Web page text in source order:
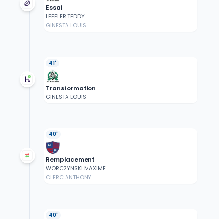
Essai
LEFFLER TEDDY
GINESTA LOUIS
41'
Transformation
GINESTA LOUIS
40'
Remplacement
WORCZYNSKI MAXIME
CLERC ANTHONY
40'